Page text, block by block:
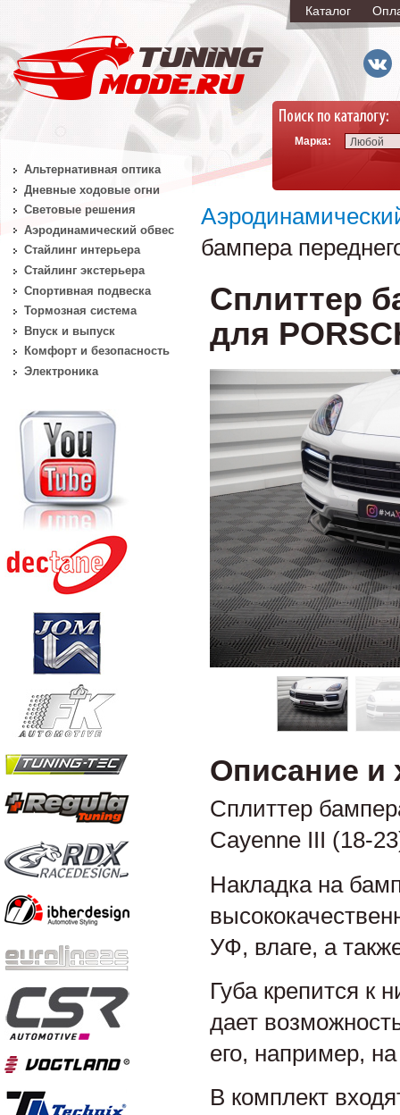
Каталог
Марка: Любой
бампера
Сплиттер
для
Описание и
Сплиттер
Cayenne III (18-
Накладка на
УФ, влаге, а
Губа крепится к
дает
его, например,
В комплект
Альтернативная оптика
Дневные ходовые огни
Световые решения
Аэродинамический обвес
Стайлинг интерьера
Стайлинг экстерьера
Спортивная подвеска
Тормозная система
Впуск и выпуск
Комфорт и безопасность
Электроника